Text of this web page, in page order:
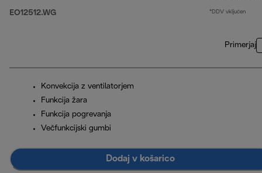
EO12512.WG *DDV vključen
Primerjaj
Konvekcija z ventilatorjem
Funkcija žara
Funkcija pogrevanja
Večfunkcijski gumbi
Dodaj v košarico